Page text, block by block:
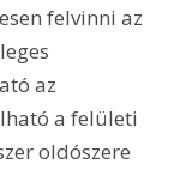
felvinni az
az
a felületi
oldószere